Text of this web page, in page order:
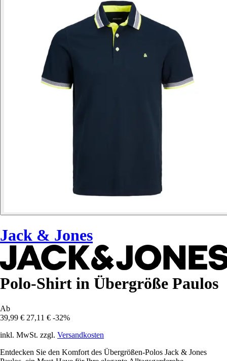
Jack & Jones
Polo-Shirt in Übergröße Paulos
Ab
39,99 € 27,11 € -32%
inkl. MwSt. zzgl. Versandkosten
Entdecken Sie den Komfort des Übergrößen-Polos Jack & Jones